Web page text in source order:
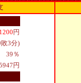
円
3分)
39％
円